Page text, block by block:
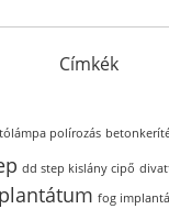
Címkék
polírozás
dd step kislány cipő
fog